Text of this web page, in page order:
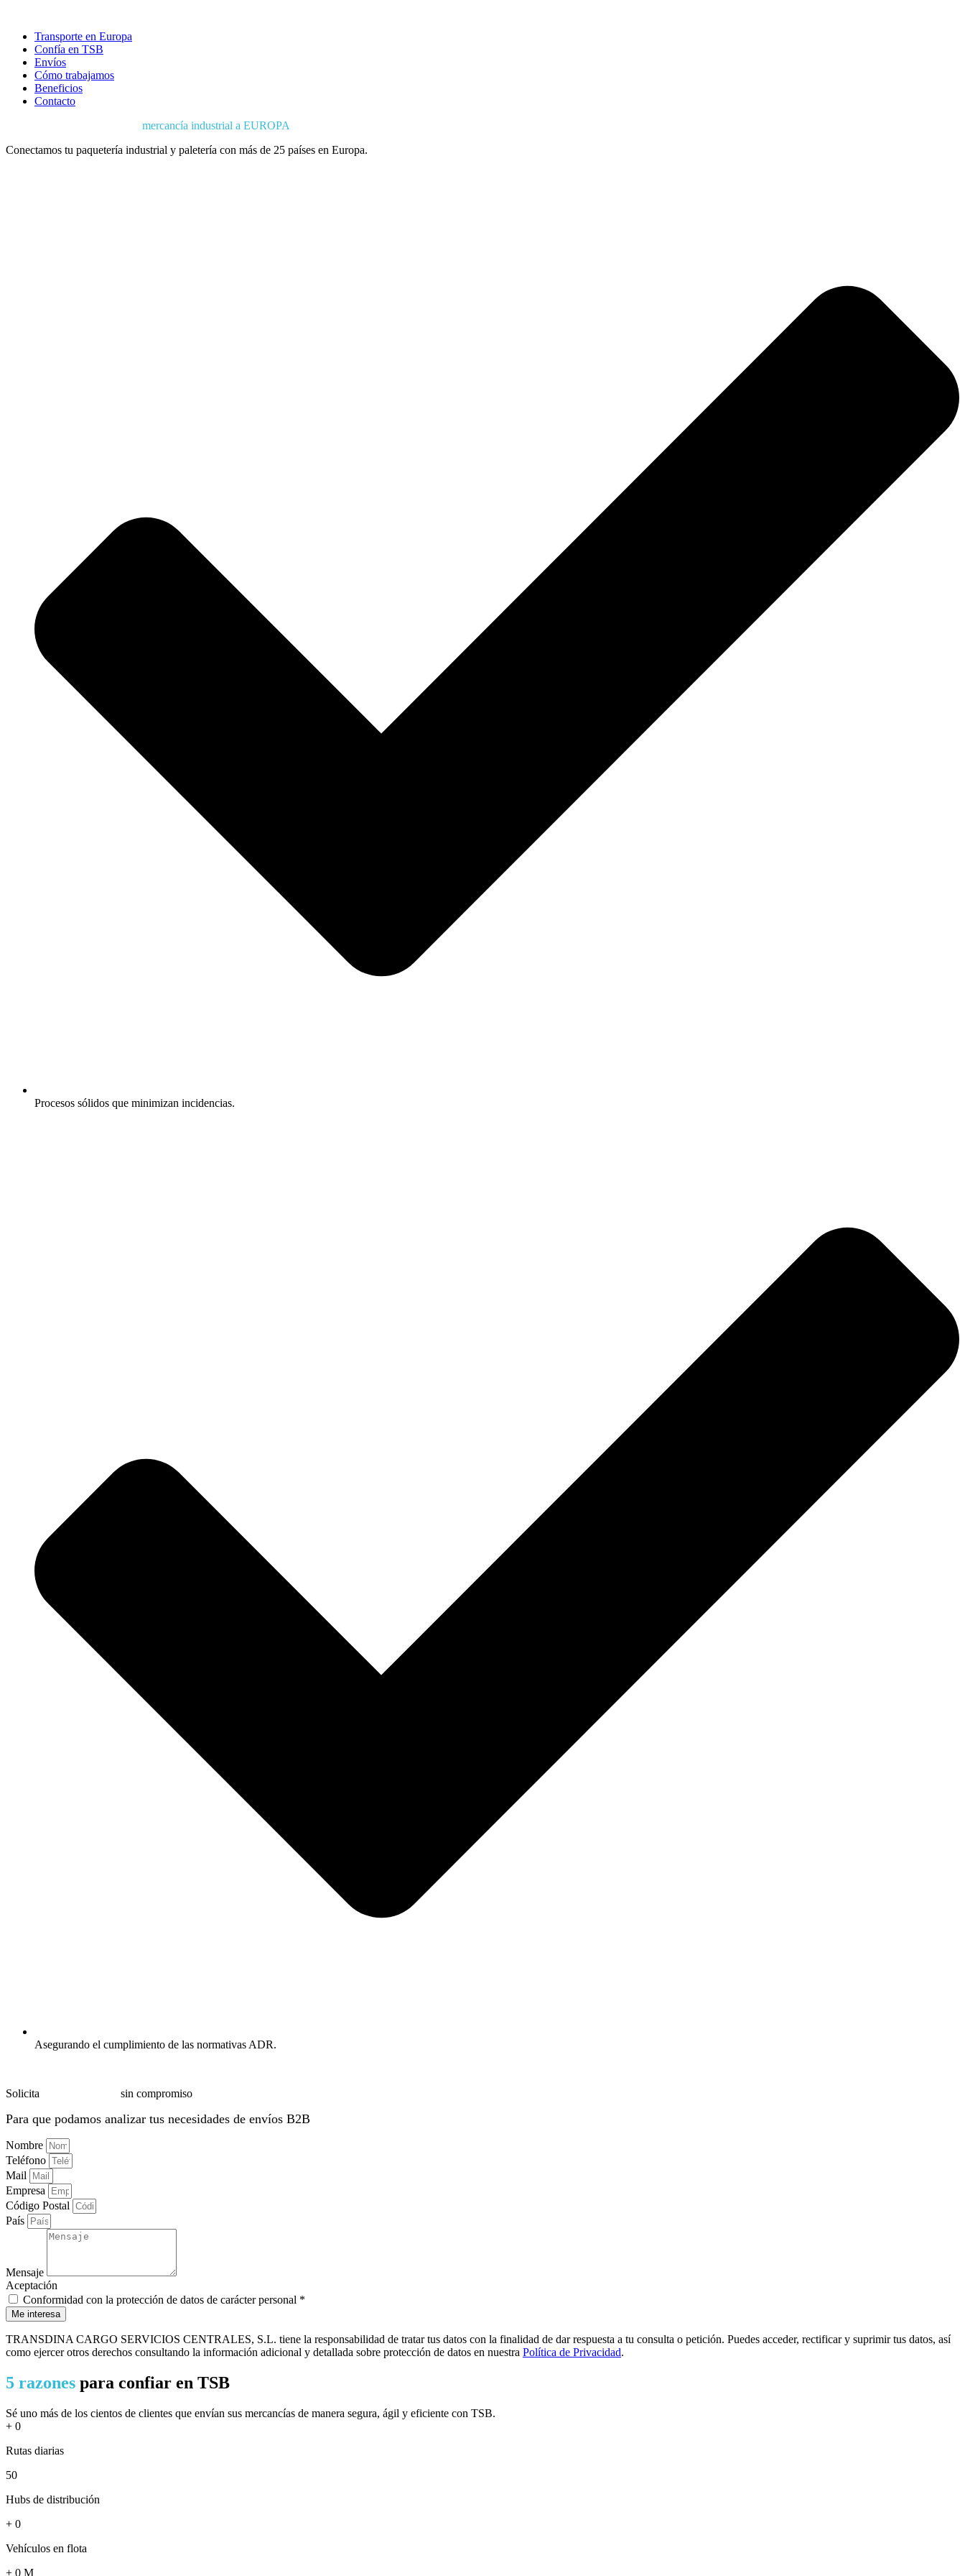
Transporte en Europa
Confía en TSB
Envíos
Cómo trabajamos
Beneficios
Contacto
mercancía industrial a EUROPA
Conectamos tu paquetería industrial y paletería con más de 25 países en Europa.
Procesos sólidos que minimizan incidencias.
Asegurando el cumplimiento de las normativas ADR.
Solicita sin compromiso
Para que podamos analizar tus necesidades de envíos B2B
Nombre
Teléfono
Mail
Empresa
Código Postal
País
Mensaje
Aceptación
Conformidad con la protección de datos de carácter personal *
Me interesa
TRANSDINA CARGO SERVICIOS CENTRALES, S.L. tiene la responsabilidad de tratar tus datos con la finalidad de dar respuesta a tu consulta o petición. Puedes acceder, rectificar y suprimir tus datos, así
como ejercer otros derechos consultando la información adicional y detallada sobre protección de datos en nuestra Política de Privacidad.
5 razones para confiar en TSB
Sé uno más de los cientos de clientes que envían sus mercancías de manera segura, ágil y eficiente con TSB.
+ 0
Rutas diarias
50
Hubs de distribución
+ 0
Vehículos en flota
+ 0 M